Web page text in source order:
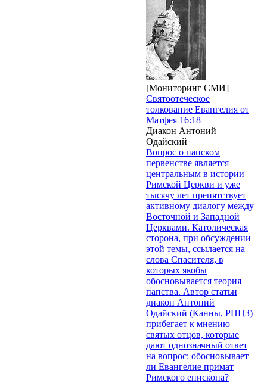
[Мониторинг СМИ]
Святоотеческое
толкование Евангелия от
Матфея 16:18
Диакон Антоний
Одайский
Вопрос о папском
первенстве является
центральным в истории
Римской Церкви и уже
тысячу лет препятствует
активному диалогу между
Восточной и Западной
Церквами. Католическая
сторона, при обсуждении
этой темы, ссылается на
слова Спасителя, в
которых якобы
обосновывается теория
папства. Автор статьи
диакон Антоний
Одайский (Канны, РПЦЗ)
прибегает к мнению
святых отцов, которые
дают однозначный ответ
на вопрос: обосновывает
ли Евангелие примат
Римского епископа?